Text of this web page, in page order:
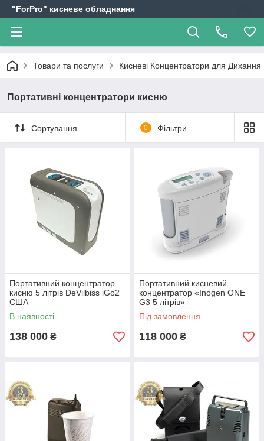
"ForPro" кисневе обладнання
Товари та послуги Кисневі Концентратори для Дихання
Портативні концентратори кисню
Сортування 0 Фільтри
Портативний концентратор
кисню 5 літрів DeVilbiss iGo2
США
В наявності
138 000 ₴
Портативний кисневий
концентратор «Inogen ONE
G3 5 літрів»
Під замовлення
118 000 ₴